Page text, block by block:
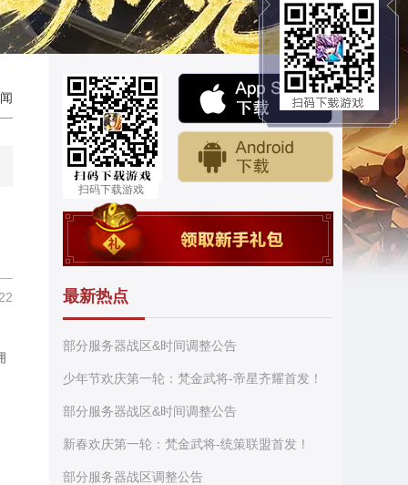
扫码下载游戏
最新热点
部分服务器战区&时间调整公告
少年节欢庆第一轮：梵金武将-帝星齐耀首发！
部分服务器战区&时间调整公告
新春欢庆第一轮：梵金武将-统策联盟首发！
部分服务器战区调整公告